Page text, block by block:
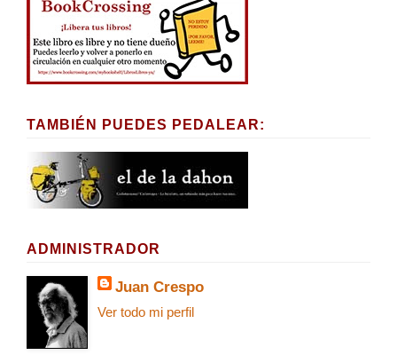
TAMBIÉN PUEDES PEDALEAR:
ADMINISTRADOR
Juan Crespo
Ver todo mi perfil